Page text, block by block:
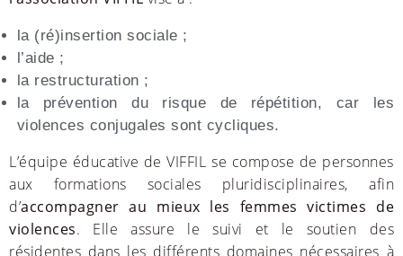
la (ré)insertion sociale ;
l’aide ;
la restructuration ;
la prévention du risque de répétition, car les
violences conjugales sont cycliques.
L’équipe éducative de VIFFIL se compose de personnes
aux formations sociales pluridisciplinaires, afin
d’accompagner au mieux les femmes victimes de
violences. Elle assure le suivi et le soutien des
résidentes dans les différents domaines nécessaires à